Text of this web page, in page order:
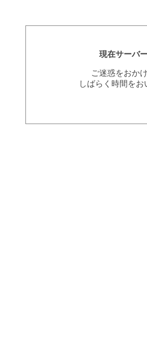
現在サーバ
ご迷惑をおか
しばらく時間を